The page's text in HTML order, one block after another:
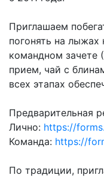
Приглашаем
погонять на лыжах
командном зачете
прием, чай с
всех этапах
Предварительная
Лично: https://
Команда: https://
По традиции,